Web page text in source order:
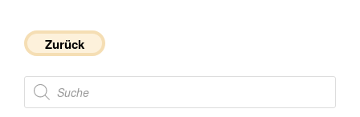
Zurück
Products
search